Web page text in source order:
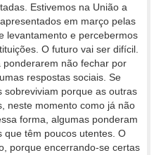
Estivemos na União a
em março pelas
levantamento e percebermos
O futuro vai ser difícil.
ponderarem não fechar por
respostas sociais. Se
sobreviviam porque as outras
neste momento como já não
forma, algumas ponderam
que têm poucos utentes. O
porque encerrando-se certas